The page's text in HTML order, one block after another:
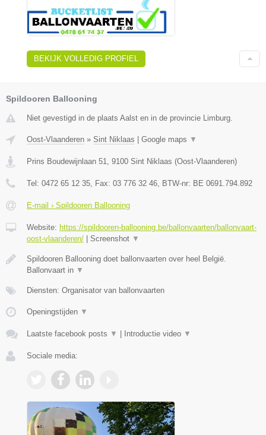
BEKIJK VOLLEDIG PROFIEL
Spildooren Ballooning
Niet gevestigd in de plaats Aalst en in de provincie Limburg.
Oost-Vlaanderen » Sint Niklaas | Google maps ▼
Prins Boudewijnlaan 51 9100 Sint Niklaas (Oost-Vlaanderen)
Tel: 0472 65 12 35 , Fax: 03 776 32 46 , BTW-nr: BE 0691.794.892
E-mail › Spildooren Ballooning
Website: https://spildooren-ballooning.be/ballonvaarten/ballonvaart-
oost-vlaanderen/ | Screenshot ▼
Spildooren Ballooning doet ballonvaarten over heel België.
Ballonvaart in ▼
Diensten: Organisator van ballonvaarten
Openingstijden ▼
Laatste facebook posts ▼ | Introductie video ▼
Sociale media: